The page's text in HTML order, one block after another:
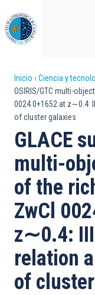
al
contenido
principal
Sobrescribir
enlaces
de
ayuda
a
la
navegación
Inicio Ciencia y
OSIRIS/GTC multi-
0024.0+1652 at z∼0.4:
of cluster galaxies
GLACE
multi-
of the
ZwCl
z∼0.4:
relation
of